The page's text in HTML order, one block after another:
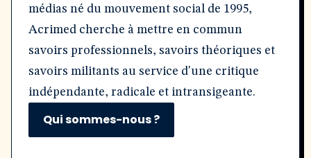
médias né du mouvement social de 1995,
Acrimed cherche à mettre en commun
savoirs professionnels, savoirs théoriques et
savoirs militants au service d'une critique
indépendante, radicale et intransigeante.
Qui sommes-nous ?